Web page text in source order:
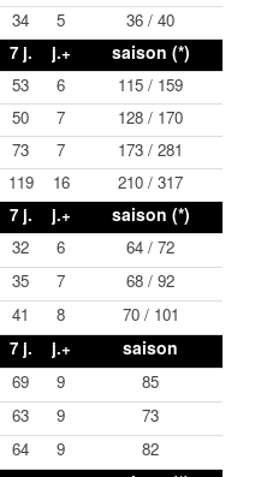
34 5
36 / 40
7 j. j.+ saison (*)
53 6
115 / 159
50 7
128 / 170
73 7
173 / 281
119 16
210 / 317
7 j. j.+ saison (*)
32 6
64 / 72
35 7
68 / 92
41 8
70 / 101
7 j. j.+ saison
69 9
85
63 9
73
64 9
82